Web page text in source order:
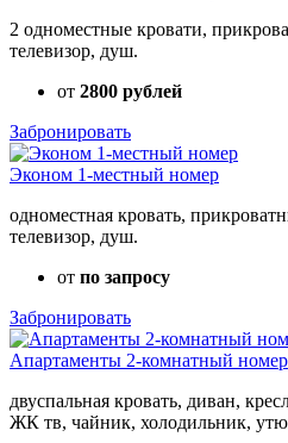
2 одноместные кровати,
телевизор, душ.
от 2800 рублей
Забронировать
Эконом 1-местный номер
одноместная кровать,
телевизор, душ.
от по запросу
Забронировать
Апартаменты 2-комнатный номер
двуспальная кровать, диван,
ЖК тв, чайник, холодильник,